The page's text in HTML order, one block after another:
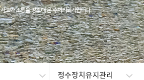
고와 소통을 강조해 온 수처리회사입니다.
정수장치유지관리